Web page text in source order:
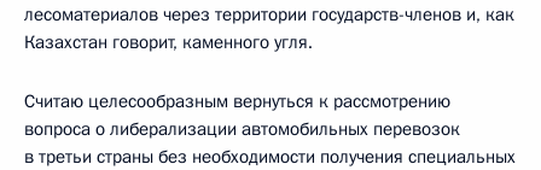
лесоматериалов через территории государств-членов и, как
Казахстан говорит, каменного угля.
Считаю целесообразным вернуться к рассмотрению
вопроса о либерализации автомобильных перевозок
в третьи страны без необходимости получения специальных